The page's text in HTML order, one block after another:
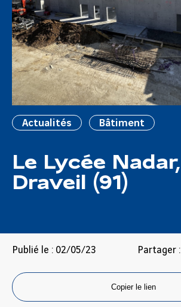
Actualités Bâtiment
Le Lycée
Draveil (91)
Publié le : 02/05/23 Partager :
Copier le lien